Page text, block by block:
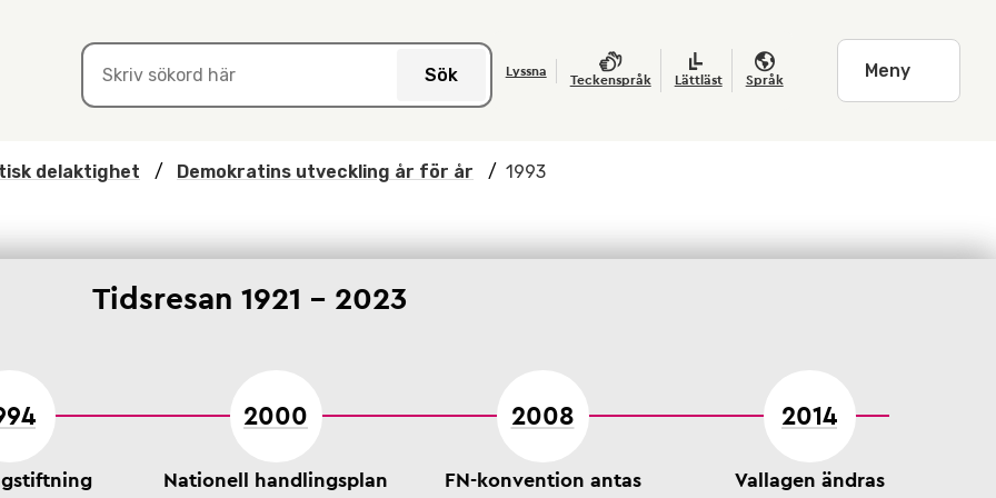
Sök Lyssna
Teckenspråk Lättläst Språk Meny
delaktighet / Demokratins utveckling år för år / 1993
Tidsresan 1921 - 2023
2000
Nationell handlingsplan
2008
FN-konvention antas
2014
Vallagen ändras